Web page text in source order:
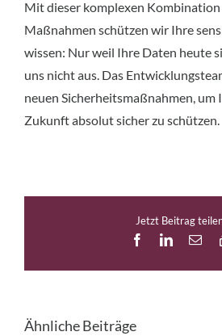
Mit dieser komplexen
Maßnahmen schützen wir Ihre
wissen: Nur weil Ihre Daten heute
uns nicht aus. Das
neuen Sicherheitsmaßnahmen, um
Zukunft absolut sicher zu schützen.
Jetzt Beitrag
FacebookLinkedIn
E-
Ähnliche Beiträge